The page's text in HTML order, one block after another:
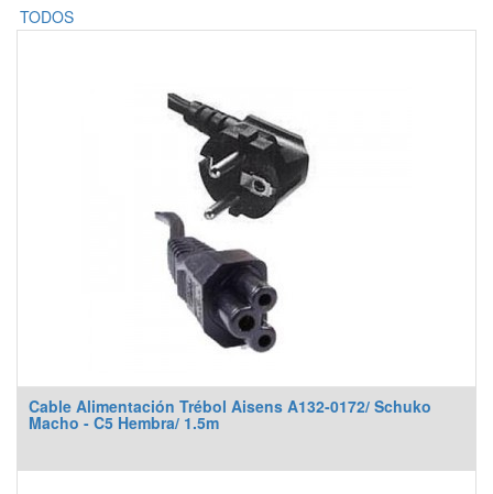
TODOS
Cable Alimentación Trébol Aisens A132-0172/ Schuko
Macho - C5 Hembra/ 1.5m